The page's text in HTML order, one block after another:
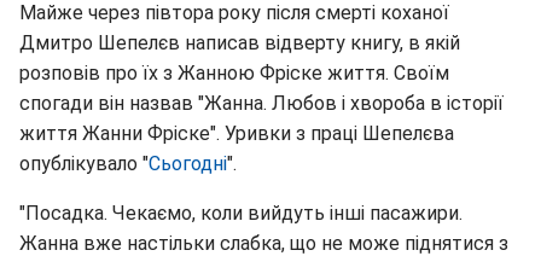
Майже через півтора року після смерті коханої
Дмитро Шепелєв написав відверту книгу, в якій
розповів про їх з Жанною Фріске життя. Своїм
спогади він назвав "Жанна. Любов і хвороба в історії
життя Жанни Фріске". Уривки з праці Шепелєва
опублікувало "Сьогодні".
"Посадка. Чекаємо, коли вийдуть інші пасажири.
Жанна вже настільки слабка, що не може піднятися з